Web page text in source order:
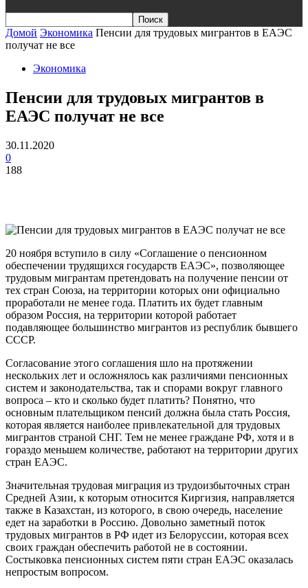
Домой Экономика Пенсии для трудовых мигрантов в ЕАЭС
получат не все
Экономика
Пенсии для трудовых мигрантов в
ЕАЭС получат не все
30.11.2020
0
188
20 ноября вступило в силу «Соглашение о пенсионном
обеспечении трудящихся государств ЕАЭС», позволяющее
трудовым мигрантам претендовать на получение пенсии от
тех стран Союза, на территории которых они официально
проработали не менее года. Платить их будет главным
образом Россия, на территории которой работает
подавляющее большинство мигрантов из республик бывшего
СССР.
Согласование этого соглашения шло на протяжении
нескольких лет и осложнялось как различиями пенсионных
систем и законодательства, так и спорами вокруг главного
вопроса – кто и сколько будет платить? Понятно, что
основным плательщиком пенсий должна была стать Россия,
которая является наиболее привлекательной для трудовых
мигрантов страной СНГ. Тем не менее граждане РФ, хотя и в
гораздо меньшем количестве, работают на территории других
стран ЕАЭС.
Значительная трудовая миграция из трудоизбыточных стран
Средней Азии, к которым относится Киргизия, направляется
также в Казахстан, из которого, в свою очередь, население
едет на заработки в Россию. Довольно заметный поток
трудовых мигрантов в РФ идет из Белоруссии, которая всех
своих граждан обеспечить работой не в состоянии.
Состыковка пенсионных систем пяти стран ЕАЭС оказалась
непростым вопросом.